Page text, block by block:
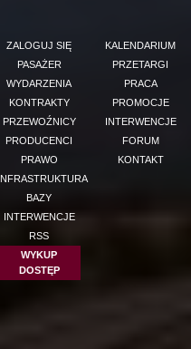
ZALOGUJ SIĘ
PASAŻER
WYDARZENIA
KONTRAKTY
PRZEWOŹNICY
PRODUCENCI
PRAWO
INFRASTRUKTURA
BAZY
INTERWENCJE
RSS
WYKUP
DOSTĘP
KALENDARIUM
PRZETARGI
PRACA
PROMOCJE
INTERWENCJE
FORUM
KONTAKT